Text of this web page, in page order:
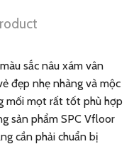
sắc nâu xám vân
đẹp nhẹ nhàng và mộc
mối mọt rất tốt phù hợp
sản phẩm SPC Vfloor
cần phải chuẩn bị